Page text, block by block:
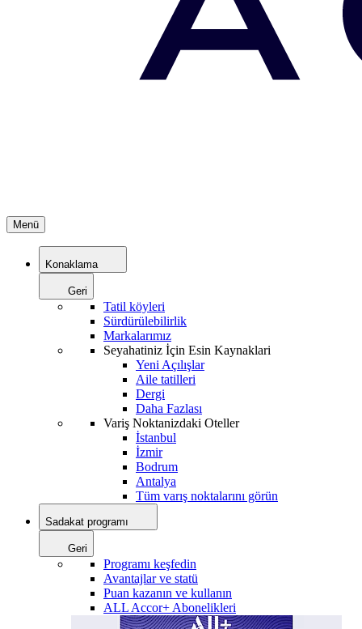
Menü
Konaklama
Geri
Tatil köyleri
Sürdürülebilirlik
Markalarımız
Seyahatiniz İçin Esin Kaynaklari
Yeni Açılışlar
Aile tatilleri
Dergi
Daha Fazlası
Variş Noktanizdaki Oteller
İstanbul
İzmir
Bodrum
Antalya
Tüm varış noktalarını görün
Sadakat programı
Geri
Programı keşfedin
Avantajlar ve statü
Puan kazanın ve kullanın
ALL Accor+ Abonelikleri